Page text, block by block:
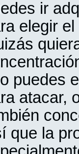
ir
elegir
puedes
atacar,
que la